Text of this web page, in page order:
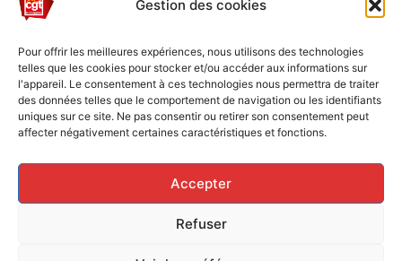
Gestion des cookies
Pour offrir les meilleures expériences, nous utilisons des technologies
telles que les cookies pour stocker et/ou accéder aux informations sur
l'appareil. Le consentement à ces technologies nous permettra de traiter
des données telles que le comportement de navigation ou les identifiants
uniques sur ce site. Ne pas consentir ou retirer son consentement peut
affecter négativement certaines caractéristiques et fonctions.
Accepter
Refuser
Caisse de grève
Soutenir les grévistes en luttes ? Faites un don à la
Caisse de solidarité !